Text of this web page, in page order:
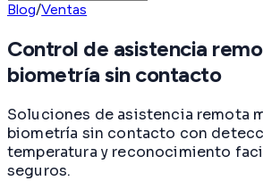
Blog/Ventas
Control de asistencia
biometría sin contacto
Soluciones de asistencia remota
biometría sin contacto con
temperatura y reconocimiento
seguros.